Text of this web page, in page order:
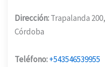
Dirección:Trapalanda
Córdoba
Teléfono:+543546539955